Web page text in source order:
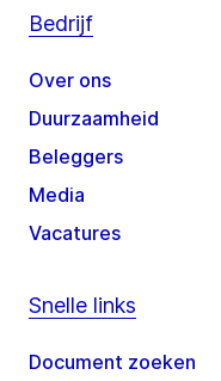
Bedrijf
Over ons
Duurzaamheid
Beleggers
Media
Vacatures
Snelle links
Document zoeken